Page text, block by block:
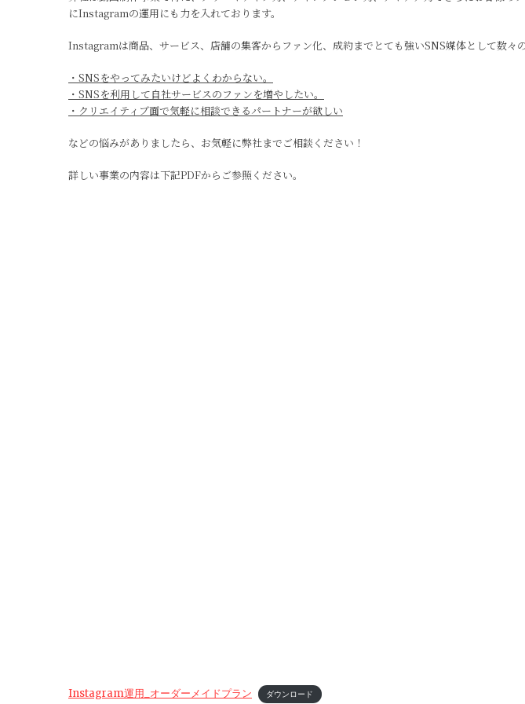
にInstagramの運用にも力を入れております。
Instagramは商品、サービス、店舗の集客からファン化、成約までとても強いSNS媒体として数々
・SNSをやってみたいけどよくわからない。
・SNSを利用して自社サービスのファンを増やしたい。
・クリエイティブ面で気軽に相談できるパートナーが欲しい
などの悩みがありましたら、お気軽に弊社までご相談ください！
詳しい事業の内容は下記PDFからご参照ください。
Instagram運用_オーダーメイドプラン ダウンロード